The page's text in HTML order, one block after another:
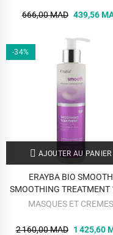
666,00 MAD 439,56
-34%
AJOUTER AU PANIER
ERAYBA BIO SMOOTH
SMOOTHING
ML
MASQUES ET CREMES
2 160,00 MAD 1 425,60